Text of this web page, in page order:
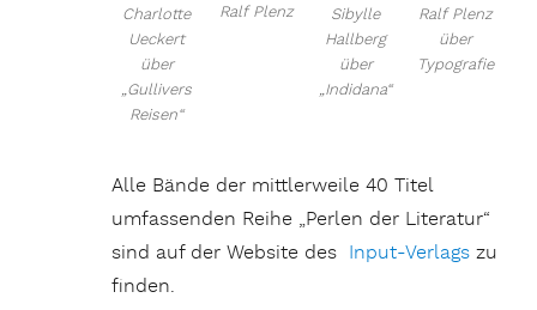
Charlotte
Ueckert
über
„Gullivers
Reisen“
Ralf Plenz
Sibylle
Hallberg
über
„Indidana“
Ralf Plenz
über
Typografie
Alle Bände der mittlerweile 40 Titel
umfassenden Reihe „Perlen der Literatur“
sind auf der Website des Input-Verlags zu
finden.